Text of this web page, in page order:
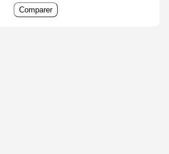
Comparer